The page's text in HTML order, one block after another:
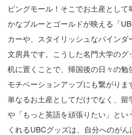
ピングモール！そこでお土産とし
かなブルーとゴールドが映える「
カーや、スタイリッシュなバイン
文房具です。こうした名門大学のグ
机に置くことで、帰国後の日々の勉
モチベーションアップにも繋がりま
単なるお土産としてだけでなく、留
や「もっと英語を頑張りたい」とい
くれるUBCグッズは、自分へのが